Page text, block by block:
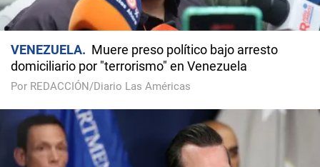
VENEZUELA
Muere preso político bajo arresto
domiciliario por "terrorismo" en Venezuela
Por REDACCIÓN/Diario Las Américas